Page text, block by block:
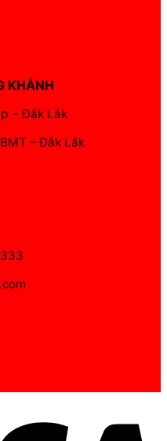
KHÁNH
-Đắk Lắk
– Đắk Lắk